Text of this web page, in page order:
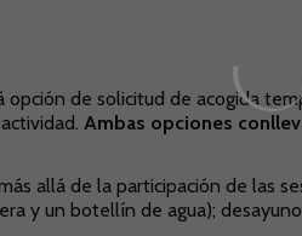
opción de solicitud de acogida
Ambas opciones
allá de la participación de las
y un botellín de agua);